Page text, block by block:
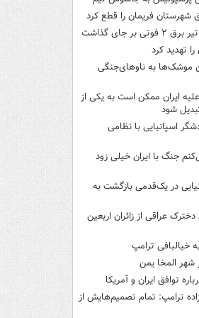
شهرستان فریمان را قطع کرد
بر جای گذاشت
تهدید کرد
با این موشک‌ها به ناوهای‌جنگی
ایران ممکن است به یکی از
شود
اسپانیایی با نظامی
جنگ با ایران خیلی زود
در یک‌قدمی بازگشت به
عراقی از زائران اربعین
خیالبافی ترامپ
شهر المخا یمن
توافق ایران و آمریکا
ترامپ: تمام تصمیم‌هایش از